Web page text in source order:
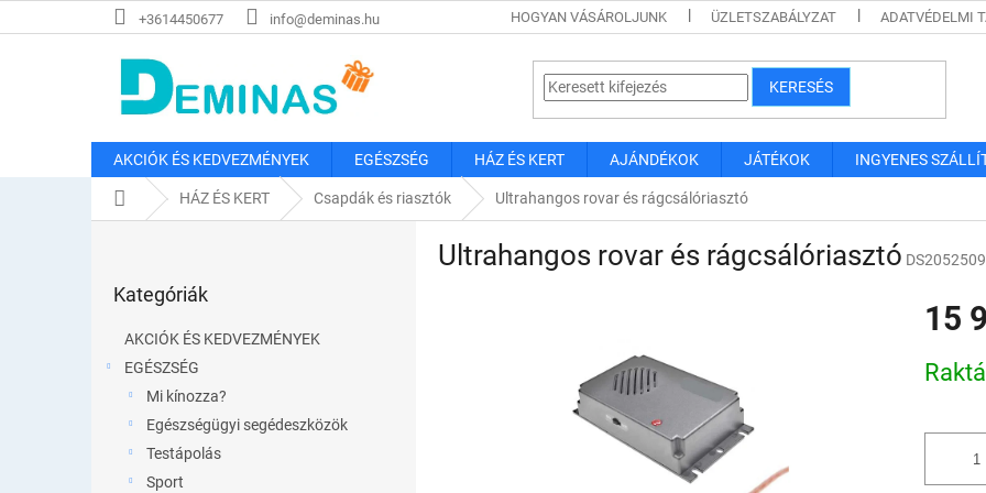
a
+3614450677 info@deminas.hu HOGYAN VÁSÁROLJUNK ÜZLETSZABÁLYZAT ADATVÉDELMI
KERESÉS
AKCIÓK ÉS KEDVEZMÉNYEK EGÉSZSÉG HÁZ ÉS KERT AJÁNDÉKOK JÁTÉKOK INGYENES
KezdőlapHÁZ ÉS KERT Csapdák és riasztók Ultrahangos rovar és rágcsálóriasztó
átugrása
Kategóriák
AKCIÓK ÉS KEDVEZMÉNYEK
EGÉSZSÉG
Mi kínozza?
Egészségügyi segédeszközök
Testápolás
Sport
Ultrahangos rovar és rágcsálóriasztó
15